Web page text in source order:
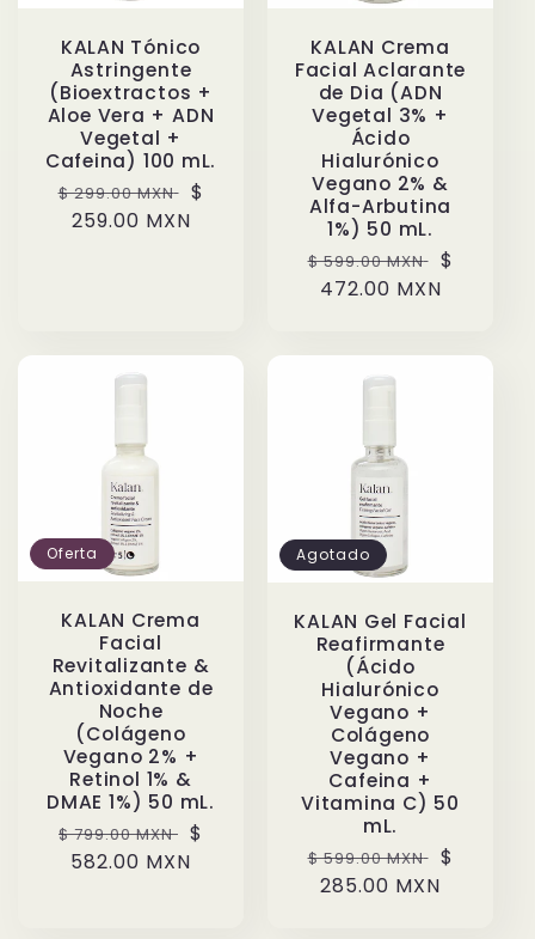
KALAN Tónico
Astringente
(Bioextractos +
Aloe Vera + ADN
Vegetal +
Cafeina) 100 mL.
Precio
habitual
$ 299.00 MXN
Precio
$
259.00 MXN
KALAN Crema
Facial Aclarante
de Dia (ADN
Vegetal 3% +
Ácido
Hialurónico
Vegano 2% &
Alfa-Arbutina
1%) 50 mL.
Precio
habitual
$ 599.00 MXN
Precio
de
$
472.00 MXN
Oferta
KALAN Crema
Facial
Revitalizante &
Antioxidante de
Noche
(Colágeno
Vegano 2% +
Retinol 1% &
DMAE 1%) 50 mL.
Precio
habitual
$ 799.00 MXN
Precio
$
582.00 MXN
Agotado
KALAN Gel Facial
Reafirmante
(Ácido
Hialurónico
Vegano +
Colágeno
Vegano +
Cafeina +
Vitamina C) 50
mL.
Precio
habitual
$ 599.00 MXN
Precio
$
285.00 MXN